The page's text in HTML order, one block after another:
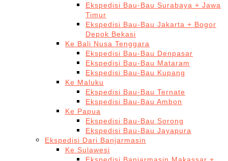
Ekspedisi Bau-Bau Surabaya + Jawa
Timur
Ekspedisi Bau-Bau Jakarta + Bogor
Depok Bekasi
Ke Bali Nusa Tenggara
Ekspedisi Bau-Bau Denpasar
Ekspedisi Bau-Bau Mataram
Ekspedisi Bau-Bau Kupang
Ke Maluku
Ekspedisi Bau-Bau Ternate
Ekspedisi Bau-Bau Ambon
Ke Papua
Ekspedisi Bau-Bau Sorong
Ekspedisi Bau-Bau Jayapura
Ekspedisi Dari Banjarmasin
Ke Sulawesi